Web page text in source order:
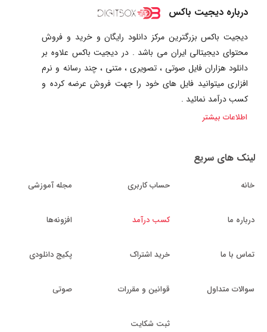
درباره دیجیت باکس
دیجیت باکس بزرگترین مرکز دانلود رایگان و خرید و فروش
محتوای دیجیتالی ایران می باشد . در دیجیت باکس علاوه بر
دانلود هزاران فایل صوتی ، تصویری ، متنی ، چند رسانه و نرم
افزاری میتوانید فایل های خود را جهت فروش عرضه کرده و
کسب درآمد نمائید .
اطلاعات بیشتر
لینک های سریع
خانه
درباره ما
تماس با ما
سوالات متداول
حساب کاربری
کسب درآمد
خرید اشتراک
قوانین و مقررات
ثبت شکایت
مجله آموزشی
افزونه‌ها
پکیج دانلودی
صوتی